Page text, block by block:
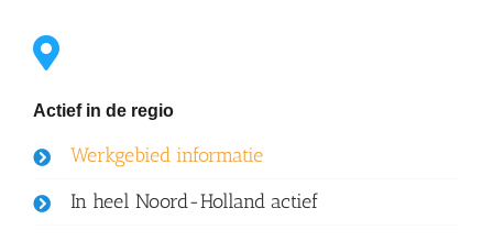
Actief in de regio
Werkgebied informatie
In heel Noord-Holland actief